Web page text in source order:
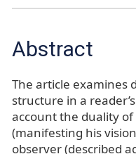
Abstract
The article examines
structure in a
account the duality
(manifesting his
observer (described